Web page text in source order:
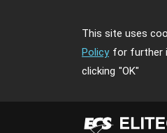
This site uses
Policy for further
clicking "OK"